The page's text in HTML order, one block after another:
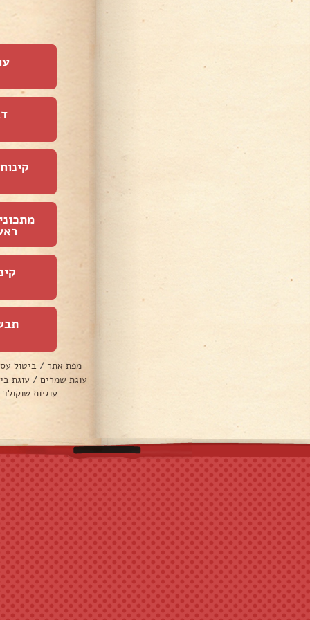
מפת אתר / ביטול
עוגת שמרים / עוגת
עוגיות